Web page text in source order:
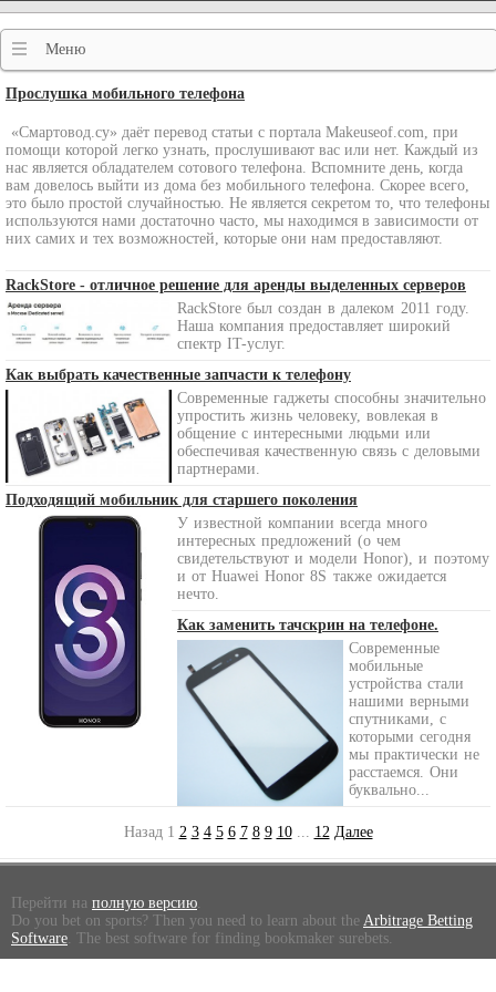
Меню
Прослушка мобильного телефона
«Смартовод.су» даёт перевод статьи с портала Makeuseof.com, при
помощи которой легко узнать, прослушивают вас или нет. Каждый из
нас является обладателем сотового телефона. Вспомните день, когда
вам довелось выйти из дома без мобильного телефона. Скорее всего,
это было простой случайностью. Не является секретом то, что телефоны
используются нами достаточно часто, мы находимся в зависимости от
них самих и тех возможностей, которые они нам предоставляют.
RackStore - отличное решение для аренды выделенных серверов
RackStore был создан в далеком 2011 году.
Наша компания предоставляет широкий
спектрIT-услуг.
Как выбрать качественные запчасти к телефону
Современные гаджеты способны значительно
упростить жизнь человеку, вовлекая в
общение с интересными людьми или
обеспечивая качественную связь с деловыми
партнерами.
Подходящий мобильник для старшего поколения
У известной компании всегда много
интересных предложений (о чем
свидетельствуют и модели Honor), и поэтому
и от Huawei Honor 8S также ожидается
нечто.
Как заменить тачскрин на телефоне.
Современные
мобильные
устройства стали
нашими верными
спутниками, с
которыми сегодня
мы практически не
расстаемся. Они
буквально...
Назад 1 2 3 4 5 6 7 8 9 10 ... 12 Далее
Перейти на полную версию.
Do you bet on sports? Then you need to learn about the Arbitrage Betting
Software. The best software for finding bookmaker surebets.